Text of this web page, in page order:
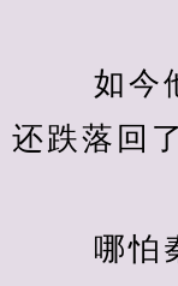
如今他
还跌落回
哪怕秦